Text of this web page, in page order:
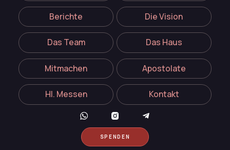
Berichte Die Vision
Das Team Das Haus
Mitmachen Apostolate
Hl. Messen Kontakt
SPENDEN